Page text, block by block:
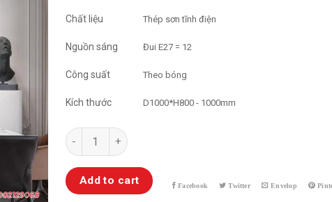
Chất liệu Thép sơn tĩnh điện
Nguồn sáng Đui E27 = 12
Công suất Theo bóng
Kích thước D1000*H800 - 1000mm
Đèn Chùm Phân Tử đui E27 - 9306-12 quantity
Add to cart